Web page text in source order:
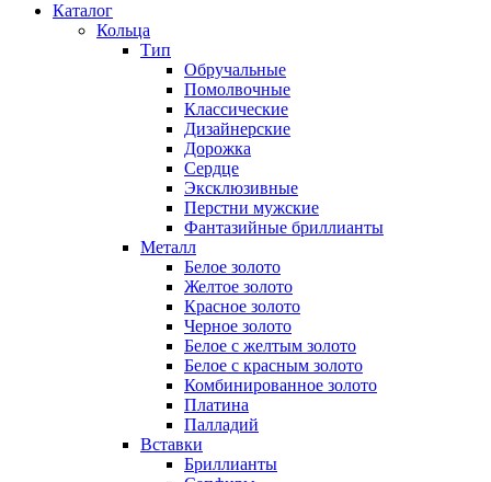
Каталог
Кольца
Тип
Обручальные
Помолвочные
Классические
Дизайнерские
Дорожка
Сердце
Эксклюзивные
Перстни мужские
Фантазийные бриллианты
Металл
Белое золото
Желтое золото
Красное золото
Черное золото
Белое с желтым золото
Белое с красным золото
Комбинированное золото
Платина
Палладий
Вставки
Бриллианты